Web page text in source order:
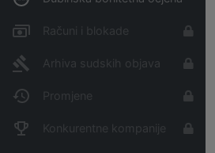
Računi i blokade
Arhiva sudskih objava
Promjene
Konkurentne kompanije